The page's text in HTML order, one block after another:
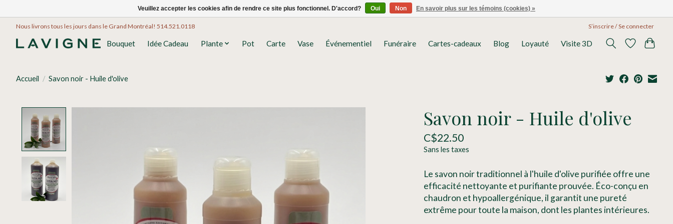
Nous livrons tous les jours dans le Grand Montréal! 514.521.0118 S’inscrire / Se connecter
Bouquet Idée Cadeau Plante Pot Carte Vase Événementiel Funéraire Cartes-cadeaux Blog Loyauté Visite 3D
Accueil / Savon noir - Huile d'olive
Savon noir - Huile d'olive
C$22.50
Sans les taxes
Le savon noir traditionnel à l'huile d'olive purifiée offre une
efficacité nettoyante et purifiante prouvée. Éco-conçu en
chaudron et hypoallergénique, il garantit une pureté
extrême pour toute la maison, dont les plantes intérieures.
Veuillez accepter les cookies afin de rendre ce site plus fonctionnel. D'accord? Oui Non En savoir plus sur les témoins (cookies) »